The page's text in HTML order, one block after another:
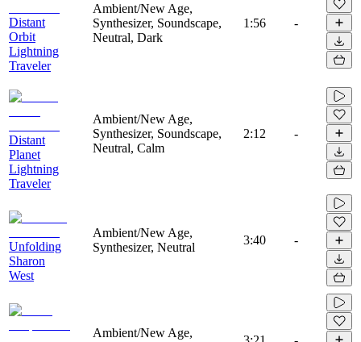
Distant
Orbit
Lightning
Traveler
Ambient/New Age,
Synthesizer, Soundscape,
Neutral, Dark
1:56 -
Distant
Planet
Lightning
Traveler
Ambient/New Age,
Synthesizer, Soundscape,
Neutral, Calm
2:12 -
Unfolding
Sharon
West
Ambient/New Age,
Synthesizer, Neutral
3:40 -
Ambient/New Age,